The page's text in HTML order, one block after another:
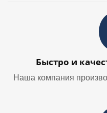
Быстро и
Наша компания